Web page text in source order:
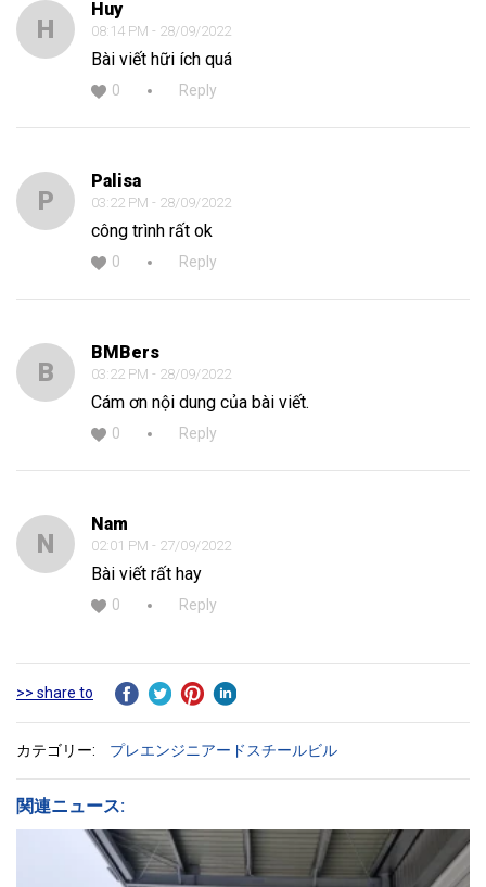
H
Huy
08:14 PM - 28/09/2022
Bài viết hữi ích quá
0 Reply
P
Palisa
03:22 PM - 28/09/2022
công trình rất ok
0 Reply
B
BMBers
03:22 PM - 28/09/2022
Cám ơn nội dung của bài viết.
0 Reply
N
Nam
02:01 PM - 27/09/2022
Bài viết rất hay
0 Reply
>> share to
カテゴリー: プレエンジニアードスチールビル
関連ニュース: